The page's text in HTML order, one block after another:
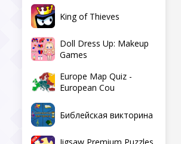
King of Thieves
Doll Dress Up: Makeup
Games
Europe Map Quiz -
European Cou
Библейская викторина